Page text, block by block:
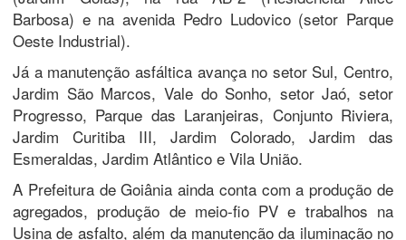
Barbosa) e na avenida Pedro Ludovico (setor Parque
Oeste Industrial).
Já a manutenção asfáltica avança no setor Sul, Centro,
Jardim São Marcos, Vale do Sonho, setor Jaó, setor
Progresso, Parque das Laranjeiras, Conjunto Riviera,
Jardim Curitiba III, Jardim Colorado, Jardim das
Esmeraldas, Jardim Atlântico e Vila União.
A Prefeitura de Goiânia ainda conta com a produção de
agregados, produção de meio-fio PV e trabalhos na
Usina de asfalto, além da manutenção da iluminação no